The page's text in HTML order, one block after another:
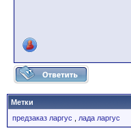
Метки
предзаказ ларгус
лада ларгус